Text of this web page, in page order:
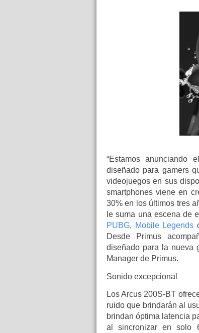
“Estamos anunciando
diseñado para gamers
videojuegos en sus
smartphones viene en
30% en los últimos tres
le suma una escena de
PUBG, Mobile Legends
Desde Primus
diseñado para la nueva
Manager de Primus.
Sonido excepcional
Los Arcus 200S-BT
ruido que brindarán al
brindan óptima latencia
al sincronizar en solo